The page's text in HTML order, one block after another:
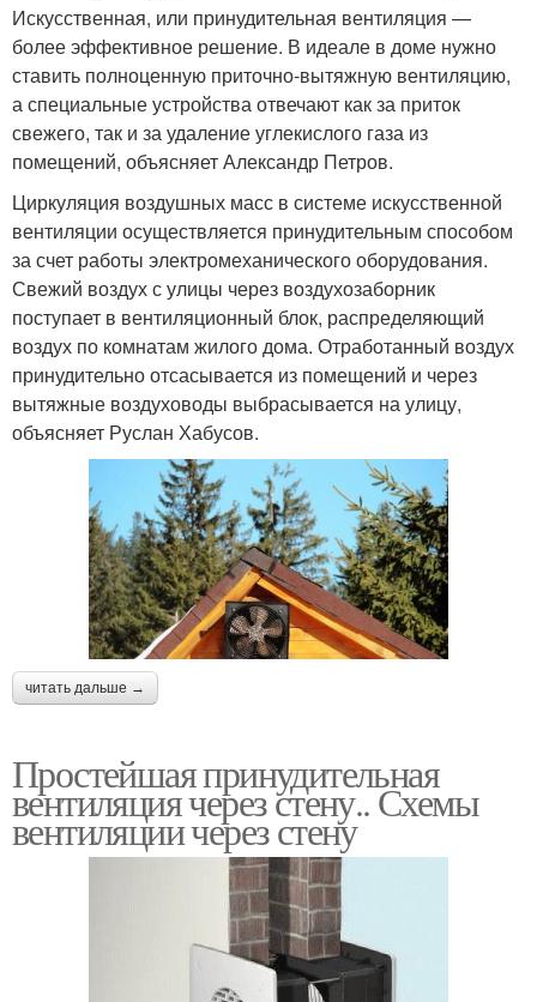
Искусственная, или принудительная вентиляция —
более эффективное решение. В идеале в доме нужно
ставить полноценную приточно-вытяжную вентиляцию,
а специальные устройства отвечают как за приток
свежего, так и за удаление углекислого газа из
помещений, объясняет Александр Петров.
Циркуляция воздушных масс в системе искусственной
вентиляции осуществляется принудительным способом
за счет работы электромеханического оборудования.
Свежий воздух с улицы через воздухозаборник
поступает в вентиляционный блок, распределяющий
воздух по комнатам жилого дома. Отработанный воздух
принудительно отсасывается из помещений и через
вытяжные воздуховоды выбрасывается на улицу,
объясняет Руслан Хабусов.
читать дальше →
Простейшая принудительная
вентиляция через стену.. Схемы
вентиляции через стену